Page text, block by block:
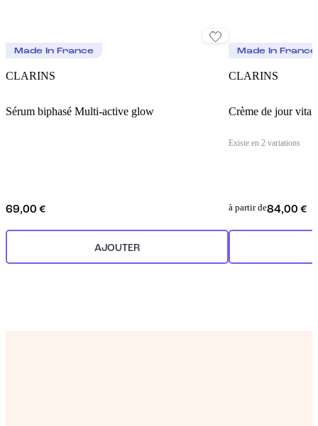
Made In France
CLARINS
Sérum biphasé Multi-active glow
69,00 €
AJOUTER
Made In France
CLARINS
Crème de jour
Existe en 2 variations
à partir de84,00 €